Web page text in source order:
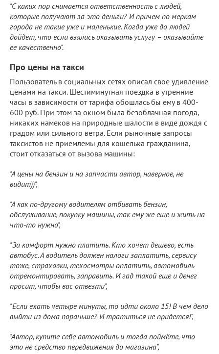
"С каких пор снимается ответственность с людей,
которые получают за это деньги? И причем по меркам
города не такие уже и маленькие. Когда уже до людей
дойдет, что если взялись оказывать услугу – оказывайте
ее качественно".
Про цены на такси
Пользователь в социальных сетях описал свое удивление
ценами на такси. Шестиминутная поездка в утренние
часы в зависимости от тарифа обошлась бы ему в 400-
600 руб. При этом за окном была безоблачная погода,
никаких намеков на природные шалости в виде дождя с
градом или сильного ветра. Если рыночные запросы
таксистов не приемлемы для кошелька гражданина,
стоит отказаться от вызова машины:
"А цены на бензин и на запчасти автор, наверное, не
видит))",
"А как по-другому водителям отбивать бензин,
обслуживание, покупку машины, так ему же еще и жить на
что-то нужно",
"За комфорт нужно платить. Кто хочет дешево, есть
автобус. А водитель должен налоги заплатить, сервису
тоже, страховки, техосмотры оплатить, автомобиль
отремонтировать, заправить. И гад такой еще и денег
просит, чтобы вас отвезти",
"Если ехать четыре минуты, то идти около 15! В чем дело
выйти из дома пораньше? И тратиться не придется!",
"Автор, купите себе автомобиль и тогда поймёте, что
это не средство передвижения до магазина",